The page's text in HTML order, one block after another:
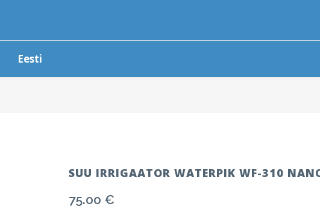
Eesti
SUU IRRIGAATOR WATERPIK WF-310
75.00 €